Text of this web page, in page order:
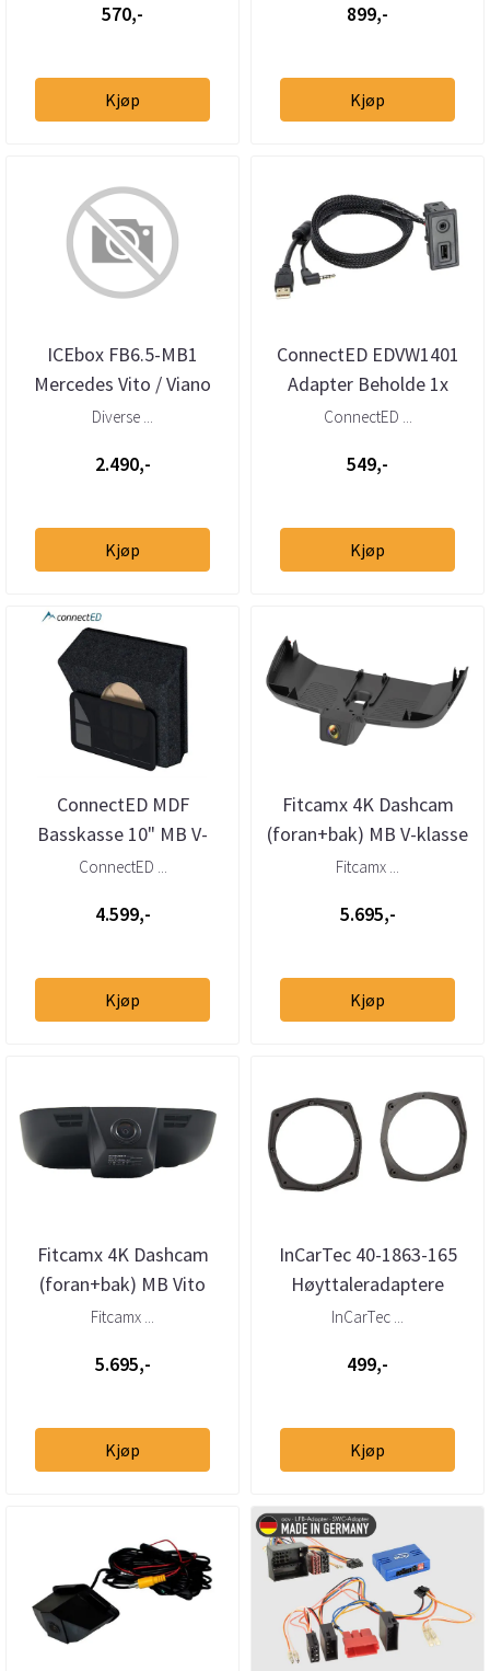
570,-
Kjøp
899,-
Kjøp
ICEbox FB6.5-MB1
Mercedes Vito / Viano
W447 2015, EQV 2020 8
Diverse ...
2.490,-
Kjøp
ConnectED EDVW1401
Adapter Beholde 1x
USB/AUX VW / Mercedes
ConnectED ...
549,-
Kjøp
ConnectED MDF
Basskasse 10" MB V-
klasse (W447) (2015 -->)
ConnectED ...
4.599,-
Kjøp
Fitcamx 4K Dashcam
(foran+bak) MB V-klasse
(2015 - 2023)
Fitcamx ...
5.695,-
Kjøp
Fitcamx 4K Dashcam
(foran+bak) MB Vito
(W447) (2015 -->)
Fitcamx ...
5.695,-
Kjøp
InCarTec 40-1863-165
Høyttaleradaptere
Hyundai MB Mitsubishi
InCarTec ...
499,-
Kjøp